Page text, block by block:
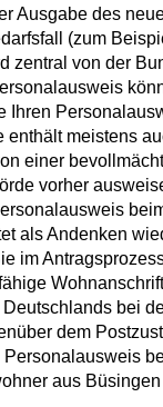
Ausgabe des
(zum
zentral von der
Ihren
enthält meistens
einer
vorher
als Andenken
im
bei
dem
aus